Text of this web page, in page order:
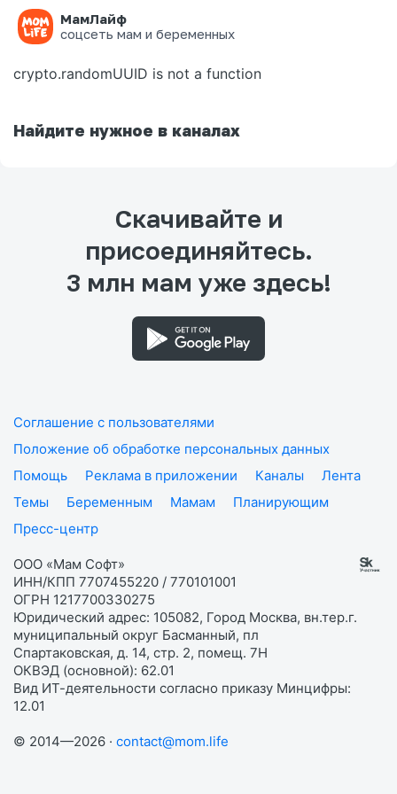
МамЛайф
соцсеть мам и беременных
Ошибка на странице
crypto.randomUUID is not a function
Найдите нужное в каналах
Скачивайте и
присоединяйтесь.
3 млн мам уже здесь!
Соглашение с пользователями
Положение об обработке персональных данных
Помощь
Реклама в приложении Каналы
Лента
Темы
Беременным Мамам
Планирующим
Пресс-центр
ООО «Мам Софт»
ИНН/КПП 7707455220 / 770101001
ОГРН 1217700330275
Юридический адрес: 105082, Город Москва, вн.тер.г.
муниципальный округ Басманный, пл
Спартаковская, д. 14, стр. 2, помещ. 7Н
ОКВЭД (основной): 62.01
Вид ИТ-деятельности согласно приказу Минцифры:
12.01
© 2014—2026 · contact@mom.life